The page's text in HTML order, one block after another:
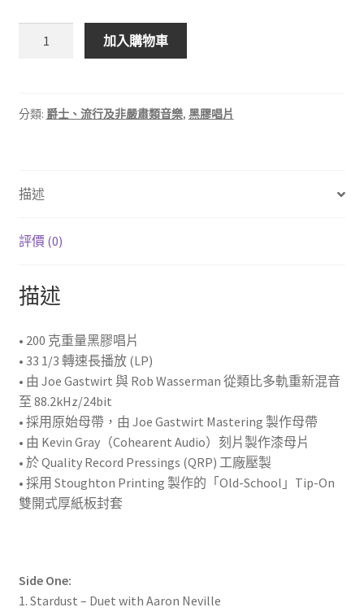
勞
曼
牛
碟
重
奏
(180g
LP)
數
量
加入購物車
分類: 爵士、流行及非嚴肅類音樂, 黑膠唱片
描述
評價 (0)
描述
• 200 克重量黑膠唱片
• 33 1/3 轉速長播放 (LP)
• 由 Joe Gastwirt 與 Rob Wasserman 從類比多軌重新混音
至 88.2kHz/24bit
• 採用原始母帶，由 Joe Gastwirt Mastering 製作母帶
• 由 Kevin Gray（Cohearent Audio）刻片製作漆母片
• 於 Quality Record Pressings (QRP) 工廠壓製
• 採用 Stoughton Printing 製作的「Old-School」Tip-On
雙開式厚紙板封套
Side One:
1. Stardust – Duet with Aaron Neville